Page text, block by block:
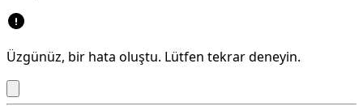
Üzgünüz, bir hata oluştu. Lütfen tekrar deneyin.